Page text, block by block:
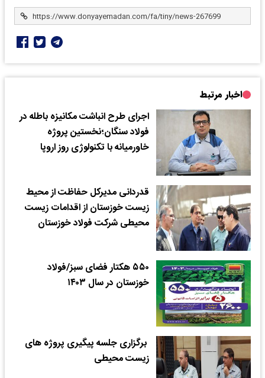
اخبار مرتبط
اجرای طرح انباشت مکانیزه باطله در
فولاد سنگان؛نخستین پروژه
خاورمیانه با تکنولوژی روز اروپا
قدردانی مدیرکل حفاظت از محیط
زیست خوزستان از اقدامات زیست
محیطی شرکت فولاد خوزستان
۵۵۰ هکتار فضای سبز/فولاد
خوزستان در سال ۱۴۰۳
برگزاری جلسه پیگیری پروژه های
زیست محیطی